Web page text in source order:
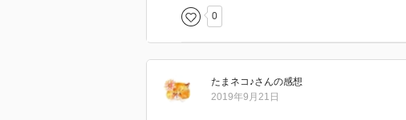
0
たまネコ♪さんの感想
2019年9月21日